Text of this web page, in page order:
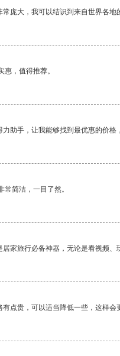
庞大，我可以结识到来自世界各地
惠，值得推荐。
助手，让我能够找到最优惠的价格
简洁，一目了然。
家旅行必备神器，无论是看视频、
点贵，可以适当降低一些，这样会